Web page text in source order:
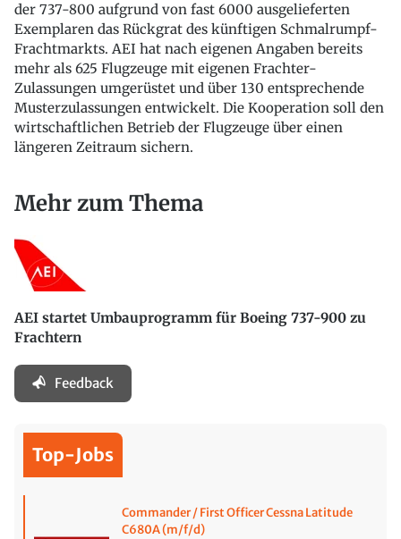
der 737-800 aufgrund von fast 6000 ausgelieferten
Exemplaren das Rückgrat des künftigen Schmalrumpf-
Frachtmarkts. AEI hat nach eigenen Angaben bereits
mehr als 625 Flugzeuge mit eigenen Frachter-
Zulassungen umgerüstet und über 130 entsprechende
Musterzulassungen entwickelt. Die Kooperation soll den
wirtschaftlichen Betrieb der Flugzeuge über einen
längeren Zeitraum sichern.
Mehr zum Thema
AEI startet Umbauprogramm für Boeing 737-900 zu
Frachtern
Feedback
Top-Jobs
Commander / First Officer Cessna Latitude
C680A (m/f/d)